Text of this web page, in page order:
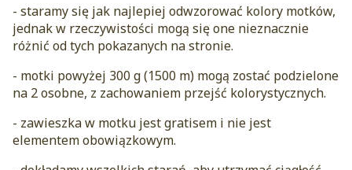
- staramy się jak najlepiej odwzorować kolory motków,
jednak w rzeczywistości mogą się one nieznacznie
różnić od tych pokazanych na stronie.
- motki powyżej 300 g (1500 m) mogą zostać podzielone
na 2 osobne, z zachowaniem przejść kolorystycznych.
- zawieszka w motku jest gratisem i nie jest
elementem obowiązkowym.